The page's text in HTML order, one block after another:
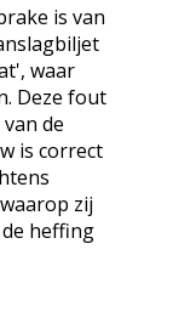
is van
waar
Deze fout
de
is correct
zij
heffing